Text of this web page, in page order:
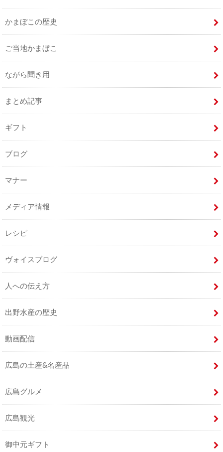
かまぼこの歴史
ご当地かまぼこ
ながら聞き用
まとめ記事
ギフト
ブログ
マナー
メディア情報
レシピ
ヴォイスブログ
人への伝え方
出野水産の歴史
動画配信
広島の土産&名産品
広島グルメ
広島観光
御中元ギフト